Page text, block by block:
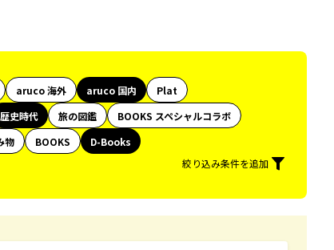
aruco 海外 aruco 国内
Plat
歴史時代 旅の図鑑
BOOKS スペシャルコラボ
物 BOOKS
D-Books
絞り込み条件を追加